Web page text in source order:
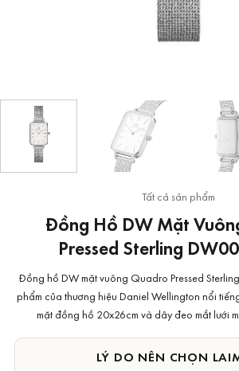
Tất cả sản phẩm
Đồng Hồ DW Mặt
Pressed Sterling
Đồng hồ DW mặt vuông Quadro Pressed
phẩm của thương hiệu Daniel Wellington nổi
mặt đồng hồ 20x26cm và dây đeo mắt lưới
LÝ DO NÊN CHỌN